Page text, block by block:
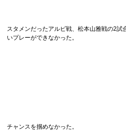
スタメンだったアルビ戦、松本山雅戦の2試
いプレーができなかった。
チャンスを掴めなかった。